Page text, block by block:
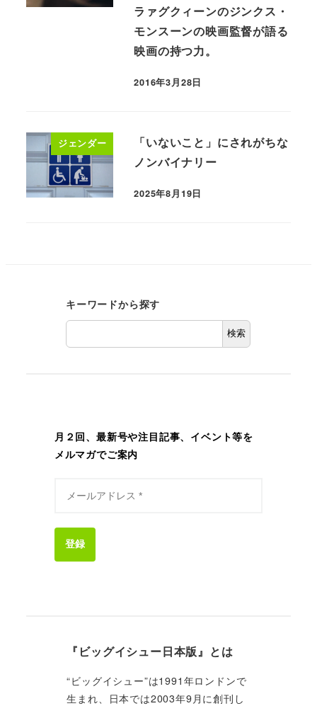
ラァグクィーンのジンクス・
モンスーンの映画監督が語る
映画の持つ力。
2016年3月28日
ジェンダー
「いないこと」にされがちな
ノンバイナリー
2025年8月19日
キーワードから探す
検索
月２回、最新号や注目記事、イベント等を
メルマガでご案内
登録
『ビッグイシュー日本版』とは
“ビッグイシュー”は1991年ロンドンで
生まれ、日本では2003年9月に創刊し